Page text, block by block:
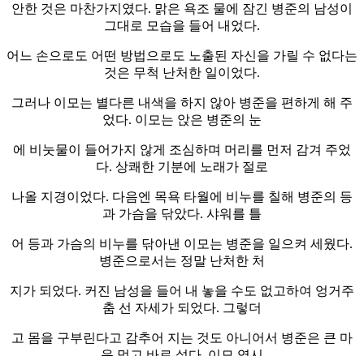
안한 것은 마찬가지였다. 맑은 욕조 물에 잠긴 병준의 남성이
그대로 모습을 들어 내었다.
어느 손으로도 어떤 방법으로도 노출된 자신을 가릴 수 없다는
것은 무척 난처한 일이었다.
그러나 이모는 별다른 내색을 하지 않아 병준을 편하게 해 주
었다. 이모는 앉은 병준의 눈
에 비눗물이 들어가지 않게 조심하며 머리를 먼저 감겨 주었
다. 상쾌한 기분에 노래가 절로
나올 지경이었다. 다음엔 목욕 타월에 비누를 칠해 병준의 등
과 가슴을 닦았다. 샤워를 틀
어 등과 가슴의 비누를 닦아낸 이모는 병준을 일으켜 세웠다.
병준으로서는 정말 난처한 처
지가 되었다. 커진 남성을 들어 내 놓을 수도 없고하여 엉거주
춤 선 자세가 되었다. 그렇더
고 몸을 구부린다고 감추어 지는 것도 아니어서 병준은 큰 마